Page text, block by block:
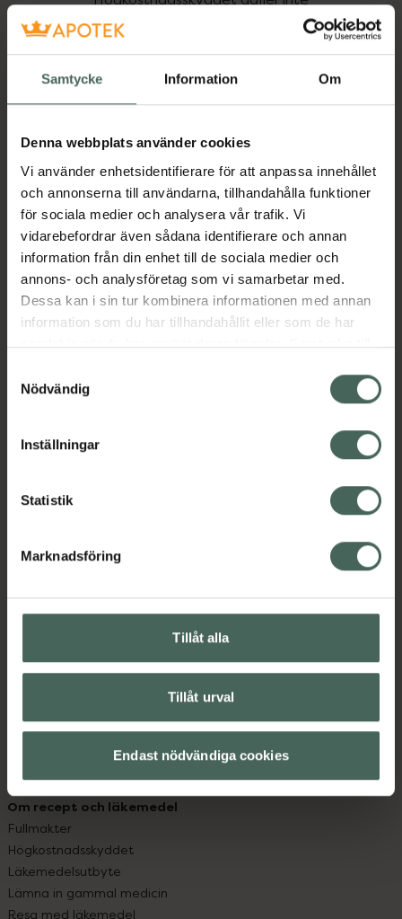
Samtycke Information Om
Denna webbplats använder cookies
Vi använder enhetsidentifierare för att anpassa innehållet
och annonserna till användarna, tillhandahålla funktioner
för sociala medier och analysera vår trafik. Vi
vidarebefordrar även sådana identifierare och annan
information från din enhet till de sociala medier och
annons- och analysföretag som vi samarbetar med.
Dessa kan i sin tur kombinera informationen med annan
information som du har tillhandahållit eller som de har
samlat in när du har använt deras tjänster. Samtycke till
återkalla ditt samtycke via webbplatsens
cookieinställningar. Ett återkallat samtycke påverkar inte
lagligheten av behandling som skett innan återkallelsen.
Nödvändig
Inställningar
Statistik
Marknadsföring
Tillåt alla
Tillåt urval
Endast nödvändiga cookies
0 kr
Köp via ditt recept
Aktuella erbjudanden
Beskrivning
Läs alltid bipacksedeln innan
Kronans Apotek finns här för dig. Du hittar oss från Skåne i
syd till Lappland i norr, och online i mobilen och på
datorn. Oavsett vem du är så är det vårt uppdrag att
hjälpa just dig att må lite bättre. Välkommen att prata
Kontakta oss
Handla tryggt
Sajtens tillgänglighet
Om recept och läkemedel
Fullmakter
Högkostnadsskyddet
Läkemedelsutbyte
Lämna in gammal medicin
Resa med läkemedel